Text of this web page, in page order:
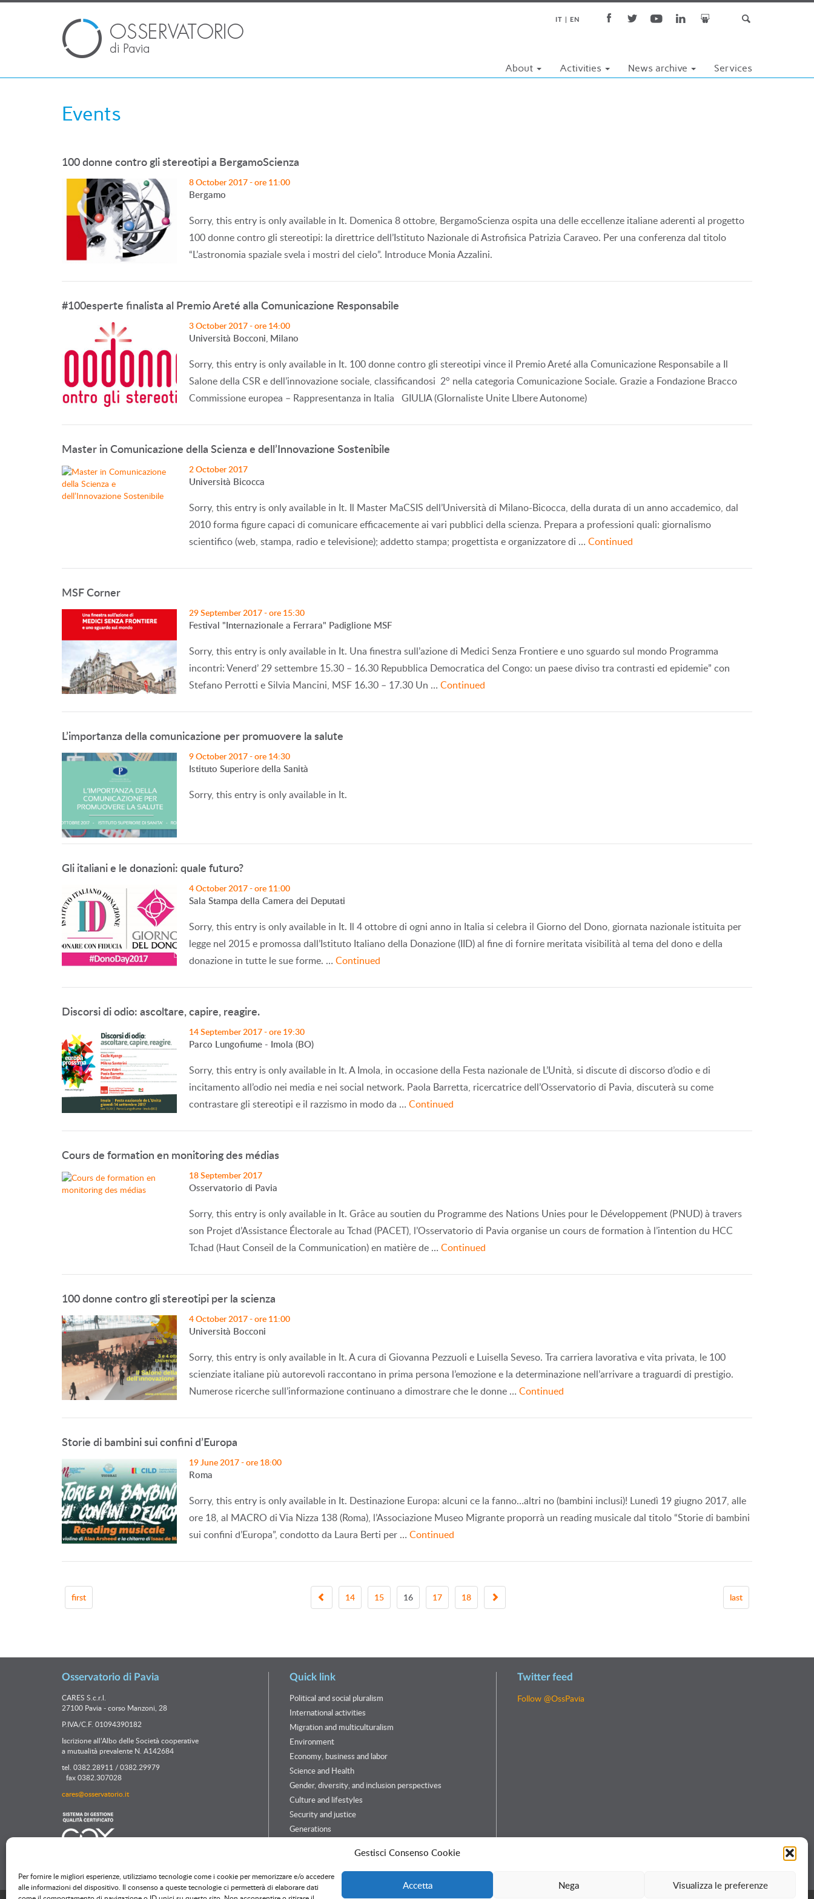
Gestisci Consenso Cookie
Per fornire le migliori esperienze, utilizziamo tecnologie come i cookie per memorizzare e/o accedere
alle informazioni del dispositivo. Il consenso a queste tecnologie ci permetterà di elaborare dati
Accetta Nega Visualizza le preferenze
IT EN
About Activities News archive Services
Events
100 donne contro gli stereotipi a BergamoScienza
8 October 2017 - ore 11:00
Bergamo
Sorry, this entry is only available in It. Domenica 8 ottobre, BergamoScienza ospita una delle eccellenze italiane aderenti al progetto
100 donne contro gli stereotipi: la direttrice dell’Istituto Nazionale di Astrofisica Patrizia Caraveo. Per una conferenza dal titolo
“L’astronomia spaziale svela i mostri del cielo”. Introduce Monia Azzalini.
#100esperte finalista al Premio Areté alla Comunicazione Responsabile
3 October 2017 - ore 14:00
Università Bocconi, Milano
Sorry, this entry is only available in It. 100 donne contro gli stereotipi vince il Premio Areté alla Comunicazione Responsabile a Il
Salone della CSR e dell’innovazione sociale, classificandosi 2° nella categoria Comunicazione Sociale. Grazie a Fondazione Bracco
Commissione europea – Rappresentanza in Italia GIULIA (GIornaliste Unite LIbere Autonome)
Master in Comunicazione della Scienza e dell’Innovazione Sostenibile
2 October 2017
Università Bicocca
Sorry, this entry is only available in It. Il Master MaCSIS dell’Università di Milano-Bicocca, della durata di un anno accademico, dal
2010 forma figure capaci di comunicare efficacemente ai vari pubblici della scienza. Prepara a professioni quali: giornalismo
scientifico (web, stampa, radio e televisione); addetto stampa; progettista e organizzatore di … Continued
MSF Corner
29 September 2017 - ore 15:30
Festival "Internazionale a Ferrara" Padiglione MSF
Sorry, this entry is only available in It. Una finestra sull’azione di Medici Senza Frontiere e uno sguardo sul mondo Programma
incontri: Venerd’ 29 settembre 15.30 – 16.30 Repubblica Democratica del Congo: un paese diviso tra contrasti ed epidemie” con
Stefano Perrotti e Silvia Mancini, MSF 16.30 – 17.30 Un … Continued
L’importanza della comunicazione per promuovere la salute
9 October 2017 - ore 14:30
Istituto Superiore della Sanità
Sorry, this entry is only available in It.
Gli italiani e le donazioni: quale futuro?
4 October 2017 - ore 11:00
Sala Stampa della Camera dei Deputati
Sorry, this entry is only available in It. Il 4 ottobre di ogni anno in Italia si celebra il Giorno del Dono, giornata nazionale istituita per
legge nel 2015 e promossa dall’Istituto Italiano della Donazione (IID) al fine di fornire meritata visibilità al tema del dono e della
donazione in tutte le sue forme. … Continued
Discorsi di odio: ascoltare, capire, reagire.
14 September 2017 - ore 19:30
Parco Lungofiume - Imola (BO)
Sorry, this entry is only available in It. A Imola, in occasione della Festa nazionale de L’Unità, si discute di discorso d’odio e di
incitamento all’odio nei media e nei social network. Paola Barretta, ricercatrice dell’Osservatorio di Pavia, discuterà su come
contrastare gli stereotipi e il razzismo in modo da … Continued
Cours de formation en monitoring des médias
18 September 2017
Osservatorio di Pavia
Sorry, this entry is only available in It. Grâce au soutien du Programme des Nations Unies pour le Développement (PNUD) à travers
son Projet d’Assistance Électorale au Tchad (PACET), l’Osservatorio di Pavia organise un cours de formation à l’intention du HCC
Tchad (Haut Conseil de la Communication) en matière de … Continued
100 donne contro gli stereotipi per la scienza
4 October 2017 - ore 11:00
Università Bocconi
Sorry, this entry is only available in It. A cura di Giovanna Pezzuoli e Luisella Seveso. Tra carriera lavorativa e vita privata, le 100
scienziate italiane più autorevoli raccontano in prima persona l’emozione e la determinazione nell’arrivare a traguardi di prestigio.
Numerose ricerche sull’informazione continuano a dimostrare che le donne … Continued
Storie di bambini sui confini d’Europa
19 June 2017 - ore 18:00
Roma
Sorry, this entry is only available in It. Destinazione Europa: alcuni ce la fanno…altri no (bambini inclusi)! Lunedì 19 giugno 2017, alle
ore 18, al MACRO di Via Nizza 138 (Roma), l’Associazione Museo Migrante proporrà un reading musicale dal titolo “Storie di bambini
sui confini d’Europa”, condotto da Laura Berti per … Continued
first 14 15 16 17 18 last
Osservatorio di Pavia
CARES S.c.r.l.
27100 Pavia - corso Manzoni, 28
P.IVA/C.F. 01094390182
Iscrizione all’Albo delle Società cooperative
a mutualità prevalente N. A142684
tel. 0382.28911 / 0382.29979
fax 0382.307028
cares@osservatorio.it
Quick link
Political and social pluralism
International activities
Migration and multiculturalism
Environment
Economy, business and labor
Science and Health
Gender, diversity, and inclusion perspectives
Culture and lifestyles
Security and justice
Generations
Customers and Partners
Twitter feed
Follow @OssPavia